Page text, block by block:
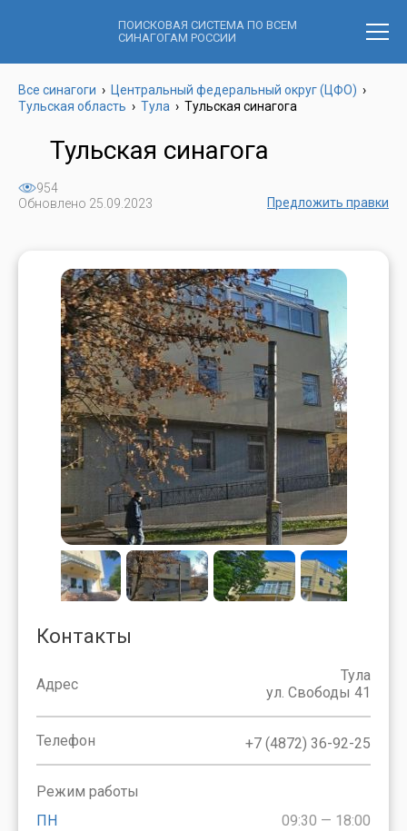
ПОИСКОВАЯ СИСТЕМА ПО ВСЕМ
СИНАГОГАМ РОССИИ
Все синагоги › Центральный федеральный округ (ЦФО) ›
Тульская область › Тула › Тульская синагога
Тульская синагога
Обновлено 25.09.2023
954
Адрес
Тула
ул. Свободы 41
Контакты
Телефон +7 (4872) 36-92-25
Режим работы
ПН
09:30 — 18:00
Предложить правки